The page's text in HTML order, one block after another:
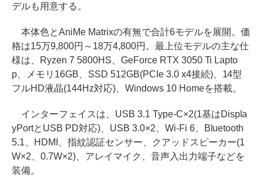
デルも用意する。
本体色とAniMe Matrixの有無で合計6モデルを展開。価
格は15万9,800円～18万4,800円。最上位モデルの主な仕
様は、Ryzen 7 5800HS、GeForce RTX 3050 Ti Lapto
p、メモリ16GB、SSD 512GB(PCIe 3.0 x4接続)、14型
フルHD液晶(144Hz対応)、Windows 10 Homeを搭載。
インターフェイスは、USB 3.1 Type-C×2(1基はDispla
yPortとUSB PD対応)、USB 3.0×2、Wi-Fi 6、Bluetooth
5.1、HDMI、指紋認証センサー、クアッドスピーカー(1
W×2、0.7W×2)、アレイマイク、音声入出力端子などを
装備。